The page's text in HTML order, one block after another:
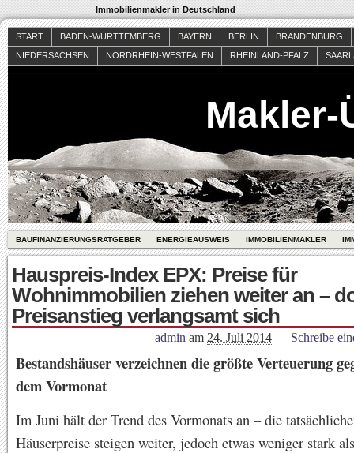
Immobilienmakler in Deutschland
START BADEN-WÜRTTEMBERG BAYERN BERLIN
BRANDENBURG
NIEDERSACHSEN
NORDRHEIN-WESTFALEN RHEINLAND-PFALZ
Makler-
BAUFINANZIERUNGSRATGEBER ENERGIEAUSWEIS IMMOBILIENMAKLER
Hauspreis-Index EPX: Preise für
Wohnimmobilien ziehen weiter an –
Preisanstieg verlangsamt sich
admin am 24. Juli 2014 — Schreibe
Bestandshäuser verzeichnen die größte Verteuerung
dem Vormonat
Im Juni hält der Trend des Vormonats an – die
Häuserpreise steigen weiter, jedoch etwas weniger stark